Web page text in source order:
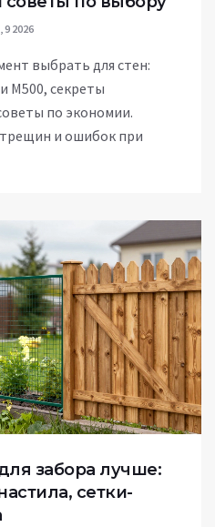
2026
выбрать для стен:
М500, секреты
по экономии.
и ошибок при
забора лучше:
сетки-